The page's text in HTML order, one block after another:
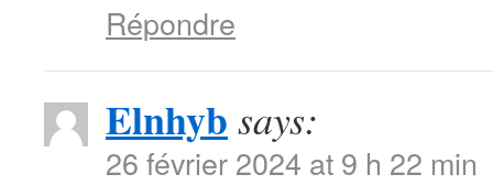
Répondre
Elnhyb says:
26 février 2024 at 9 h 22 min